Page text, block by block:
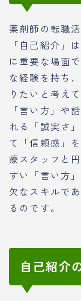
薬剤師の転職
「自己紹介」
に重要な場面
な経験を持ち
りたいと考え
「言い方」や
れる「誠実さ
て「信頼感」
療スタッフと
すい「言い方
欠なスキルで
るのです。
自己紹介